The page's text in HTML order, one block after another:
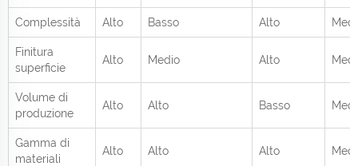
Complessità Alto Basso Alto
Finitura
superficie
Alto Medio Alto
Volume di
produzione
Alto Alto Basso
Gamma di
materiali
Alto Alto Alto